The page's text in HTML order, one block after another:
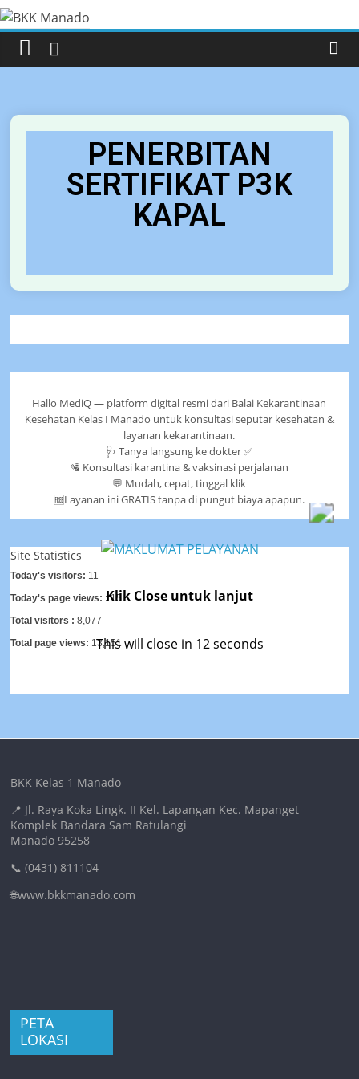
PENERBITAN
SERTIFIKAT P3K
KAPAL
Hallo MediQ — platform digital resmi dari Balai Kekarantinaan
Kesehatan Kelas I Manado untuk konsultasi seputar kesehatan &
layanan kekarantinaan.
🩺 Tanya langsung ke dokter ✅
🛂 Konsultasi karantina & vaksinasi perjalanan
💬 Mudah, cepat, tinggal klik
🆓Layanan ini GRATIS tanpa di pungut biaya apapun.
Site Statistics
Today's visitors: 11
Today's page views: :15
Total visitors :8,077
Total page views: 13,151
BKK Kelas 1 Manado
📍 Jl. Raya Koka Lingk. II Kel. Lapangan Kec. Mapanget
Komplek Bandara Sam Ratulangi
Manado 95258
📞 (0431) 811104
🌐www.bkkmanado.com
PETA
LOKASI
Klik Close untuk lanjut
This will close in 12seconds